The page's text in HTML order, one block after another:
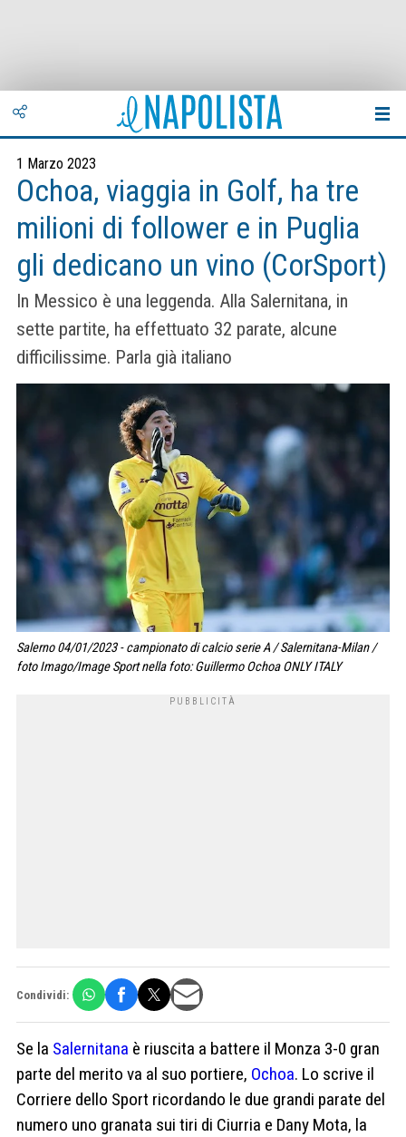
1 Marzo 2023
Ochoa, viaggia in Golf, ha tre
milioni di follower e in Puglia
gli dedicano un vino (CorSport)
In Messico è una leggenda. Alla Salernitana, in
sette partite, ha effettuato 32 parate, alcune
difficilissime. Parla già italiano
Salerno 04/01/2023 - campionato di calcio serie A / Salernitana-Milan /
foto Imago/Image Sport nella foto: Guillermo Ochoa ONLY ITALY
Condividi:
Se la Salernitana è riuscita a battere il Monza 3-0 gran
parte del merito va al suo portiere, Ochoa. Lo scrive il
Corriere dello Sport ricordando le due grandi parate del
numero uno granata sui tiri di Ciurria e Dany Mota, la